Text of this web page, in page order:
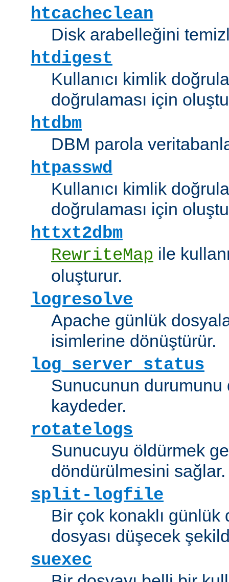
htcacheclean
Disk arabelleğini
htdigest
Kullanıcı kimlik
doğrulaması için
htdbm
DBM parola
htpasswd
Kullanıcı kimlik
doğrulaması için
httxt2dbm
RewriteMap ile
oluşturur.
logresolve
Apache günlük
isimlerine dönüştürür.
log_server_status
Sunucunun durumunu
kaydeder.
rotatelogs
Sunucuyu öldürmek
döndürülmesini sağlar.
split-logfile
Bir çok konaklı günlük
dosyası düşecek
suexec